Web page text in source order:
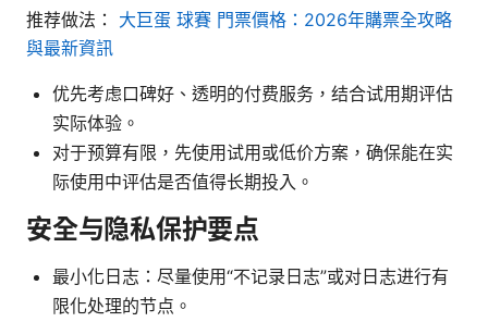
推荐做法： 大巨蛋 球賽 門票價格：2026年購票全攻略
與最新資訊
优先考虑口碑好、透明的付费服务，结合试用期评估
实际体验。
对于预算有限，先使用试用或低价方案，确保能在实
际使用中评估是否值得长期投入。
安全与隐私保护要点
最小化日志：尽量使用“不记录日志”或对日志进行有
限化处理的节点。